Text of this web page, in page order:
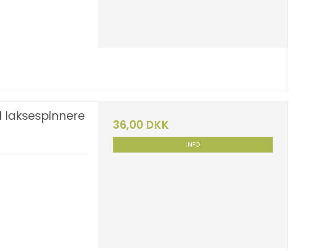
laksespinnere
36,00 DKK
INFO